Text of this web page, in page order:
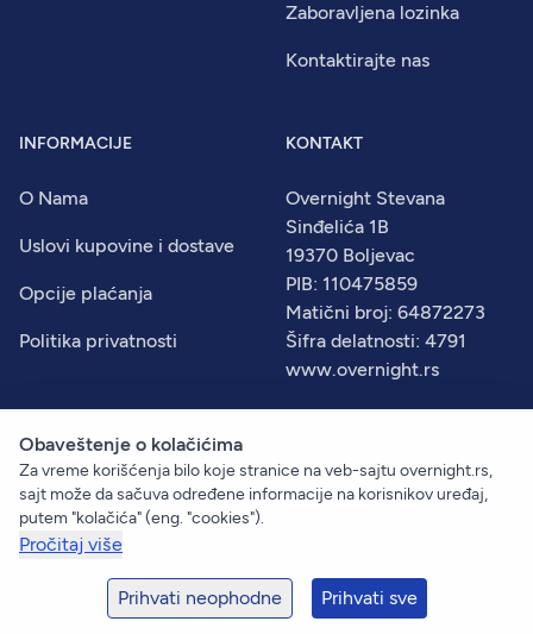
Zaboravljena lozinka
Kontaktirajte nas
INFORMACIJE
O Nama
Uslovi kupovine i dostave
Opcije plaćanja
Politika privatnosti
KONTAKT
Overnight Stevana
Sinđelića 1B
19370 Boljevac
PIB: 110475859
Matični broj: 64872273
Šifra delatnosti: 4791
www.overnight.rs
© 2026Overnight. Sva prava zadržana.
Created by:Dejan Vukelić
+381 60 633 09 00 prodaja@overnight.rs
Obaveštenje o kolačićima
Za vreme korišćenja bilo koje stranice na veb-sajtu overnight.rs,
sajt može da sačuva određene informacije na korisnikov uređaj,
putem "kolačića" (eng. "cookies").
Pročitaj više
Prihvati neophodne Prihvati sve